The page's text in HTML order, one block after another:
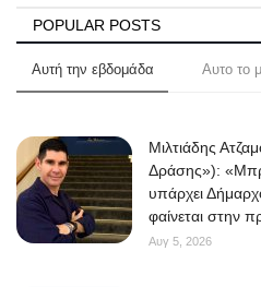
POPULAR POSTS
Αυτή την εβδομάδα Αυτο το
Μιλτιάδης
Δράσης»):
υπάρχει
φαίνεται στην
Αυγ 5, 2026